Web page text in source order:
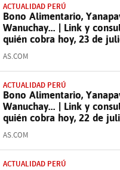
ACTUALIDAD PERÚ
Bono Alimentario,
Wanuchay... | Link y
quién cobra hoy, 23 de
AS.COM
ACTUALIDAD PERÚ
Bono Alimentario,
Wanuchay... | Link y
quién cobra hoy, 22 de
AS.COM
ACTUALIDAD PERÚ